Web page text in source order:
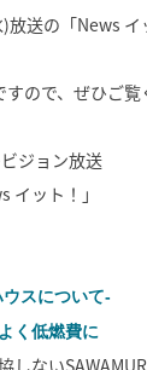
施工事例
お客様の
会社案内
ウス
放送の「News
ので、ぜひご覧
ジョン放送
イット！」
スについて-
く低燃費に
しない